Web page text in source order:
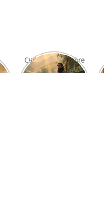
Curiosidades Sobre
Os Salmos Mais